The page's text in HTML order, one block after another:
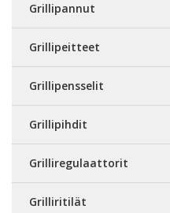
Grillipannut
Grillipeitteet
Grillipensselit
Grillipihdit
Grilliregulaattorit
Grilliritilät